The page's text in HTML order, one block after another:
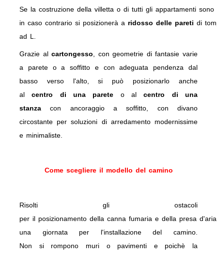
Se la costruzione della villetta o di tutti gli appartamenti
in caso contrario si posizionerà a ridosso delle pareti di
ad L.
Grazie alcartongesso, con geometrie di fantasie varie
a parete o a soffitto e con adeguata pendenza dal
basso verso l'alto, si può posizionarlo anche
alcentro di una parete o alcentro di una
stanzacon ancoraggio a soffitto, con divano
circostante per soluzioni di arredamento modernissime
e minimaliste.
Come scegliere il modello del camino
Risolti gli ostacoli
per il posizionamento della canna fumaria e della presa
una giornata per l'installazione del camino.
Non si rompono muri o pavimenti e poichè la